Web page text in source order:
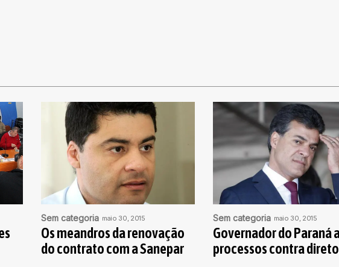
Sem categoria maio 30, 2015
Os meandros da renovação
do contrato com a Sanepar
Sem categoria maio 30, 2015
Governador do Paraná
processos contra